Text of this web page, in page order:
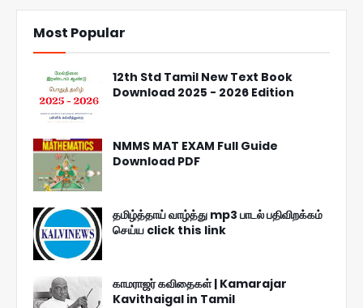
Most Popular
12th Std Tamil New Text Book
Download 2025 - 2026 Edition
NMMS MAT EXAM Full Guide
Download PDF
தமிழ்த்தாய் வாழ்த்து mp3 பாடல் பதிவிறக்கம்
செய்ய click this link
காமராஜர் கவிதைகள் | Kamarajar
Kavithaigal in Tamil